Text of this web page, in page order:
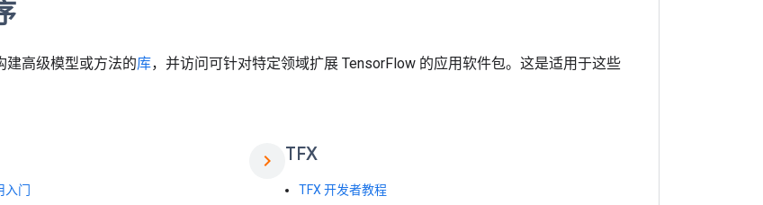
建高级模型或方法的库，并访问可针对特定领域扩展 TensorFlow 的应用软件包。 这是适用于这些
入门
chevron_right TFX
TFX 开发者教程